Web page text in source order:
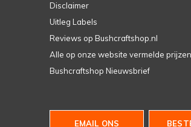
Disclaimer
Uitleg Labels
Reviews op Bushcraftshop.nl
Alle op onze website vermelde
Bushcraftshop Nieuwsbrief
EMAIL ONS